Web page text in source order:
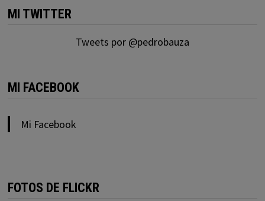
MI TWITTER
Tweets por @pedrobauza
MI FACEBOOK
Mi Facebook
FOTOS DE FLICKR